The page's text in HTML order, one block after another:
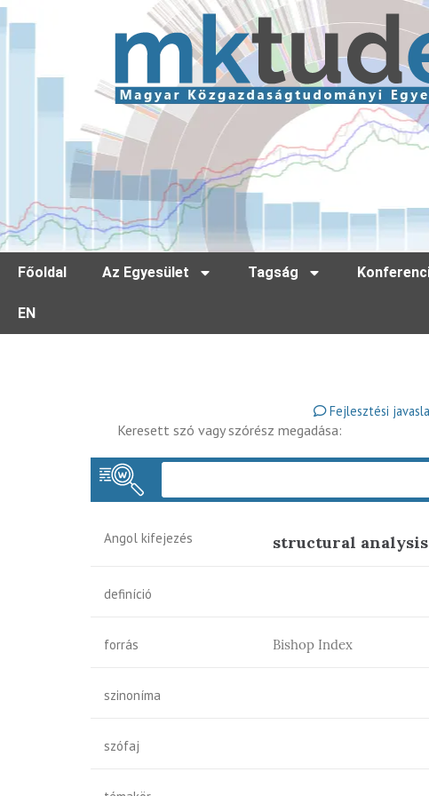
Főoldal Az Egyesület Tagság
EN
Fejlesztési
Keresett szó vagy szórész megadása:
Angol kifejezés structural analysis
definíció
forrás Bishop Index
szinoníma
szófaj